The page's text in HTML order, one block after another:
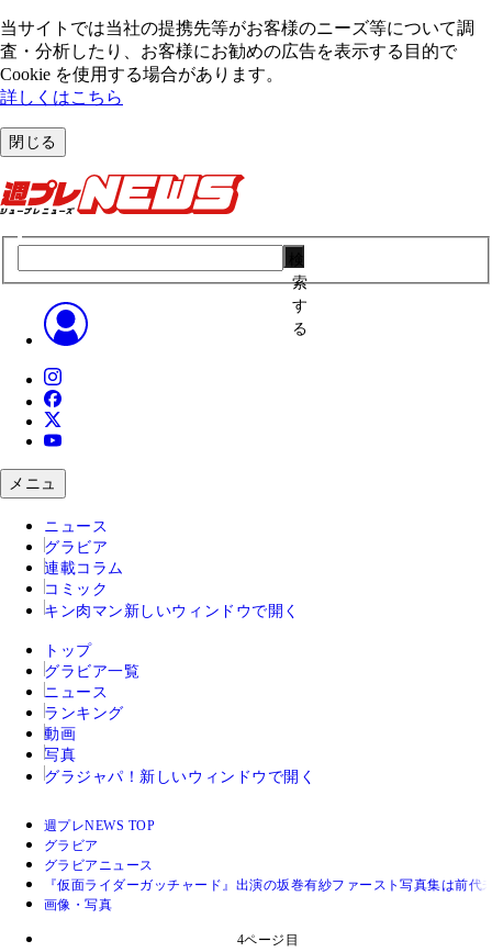
当サイトでは当社の提携先等がお客様のニーズ等について調
査・分析したり、お客様にお勧めの広告を表⽰する⽬的で
Cookie を使⽤する場合があります。
詳しくはこちら
閉じる
索
す
る
メニュ
ニュース
グラビア
連載コラム
コミック
キン肉マン 新しいウィンドウで開く
トップ
グラビア一覧
ニュース
ランキング
動画
写真
グラジャパ！ 新しいウィンドウで開く
週プレNEWS TOP
グラビア
グラビアニュース
『仮面ライダーガッチャード』出演の坂巻有紗ファースト写真集は前代
画像・写真
4ページ目